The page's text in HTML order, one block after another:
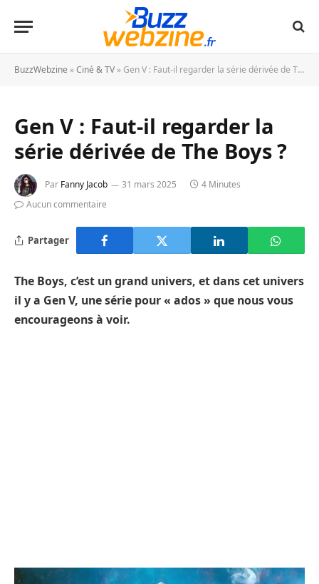
BuzzWebzine »Ciné & TV » Gen V : Faut-il regarder la série dérivée de The Boys ?
Gen V : Faut-il regarder la
série dérivée de The Boys ?
Par Fanny Jacob 31 mars 2025
4 Minutes
Aucun commentaire
Partager
The Boys, c’est un grand univers, et dans cet univers
il y a Gen V, une série pour « ados » que nous vous
encourageons à voir.